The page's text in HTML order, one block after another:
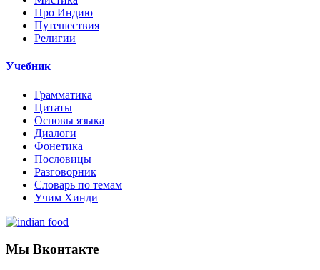
Про Индию
Путешествия
Религии
Учебник
Грамматика
Цитаты
Основы языка
Диалоги
Фонетика
Пословицы
Разговорник
Словарь по темам
Учим Хинди
Мы Вконтакте